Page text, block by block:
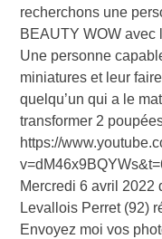
recherchons une
BEAUTY WOW avec
Une personne
miniatures et leur
quelqu’un qui a le
transformer 2
https://
Mercredi 6 avril 2022
Levallois Perret (92)
Envoyez moi vos